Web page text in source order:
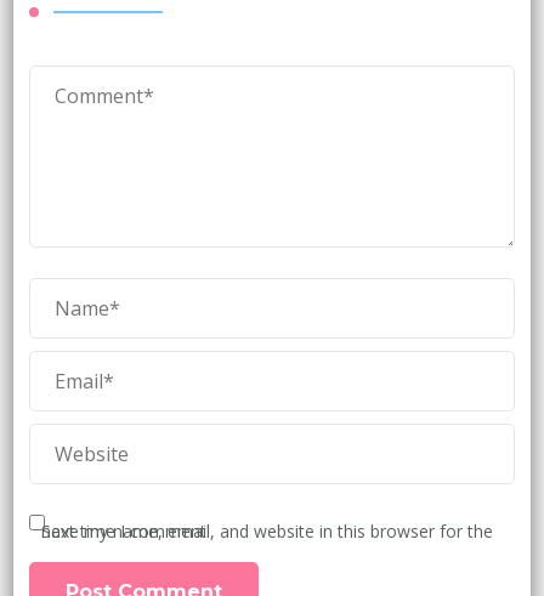
Save my name, email, and website in this browser for the next time I comment.